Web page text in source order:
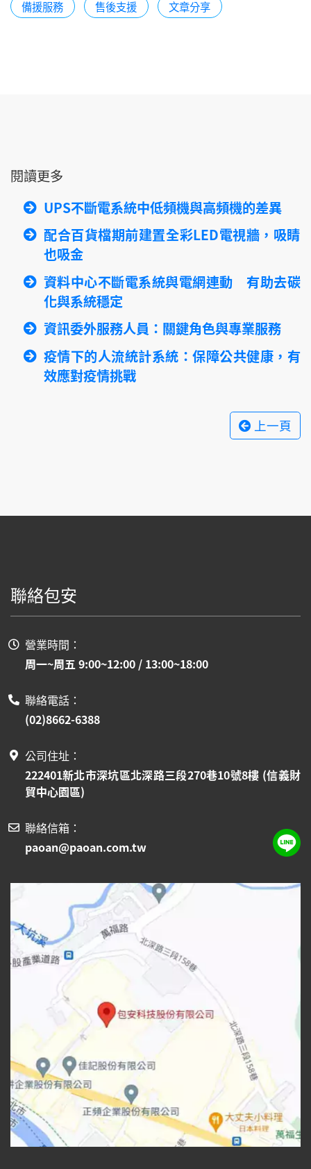
備援服務 售後支援 文章分享
閱讀更多
UPS不斷電系統中低頻機與高頻機的差異
配合百貨檔期前建置全彩LED電視牆，吸睛
也吸金
資料中心不斷電系統與電網連動 有助去碳
化與系統穩定
資訊委外服務人員：關鍵角色與專業服務
疫情下的人流統計系統：保障公共健康，有
效應對疫情挑戰
上一頁
聯絡包安
營業時間：
周一~周五 9:00~12:00 / 13:00~18:00
聯絡電話：
(02)8662-6388
公司住址：
222401新北市深坑區北深路三段270巷10號8樓 (信義財
貿中心園區)
聯絡信箱：
paoan@paoan.com.tw